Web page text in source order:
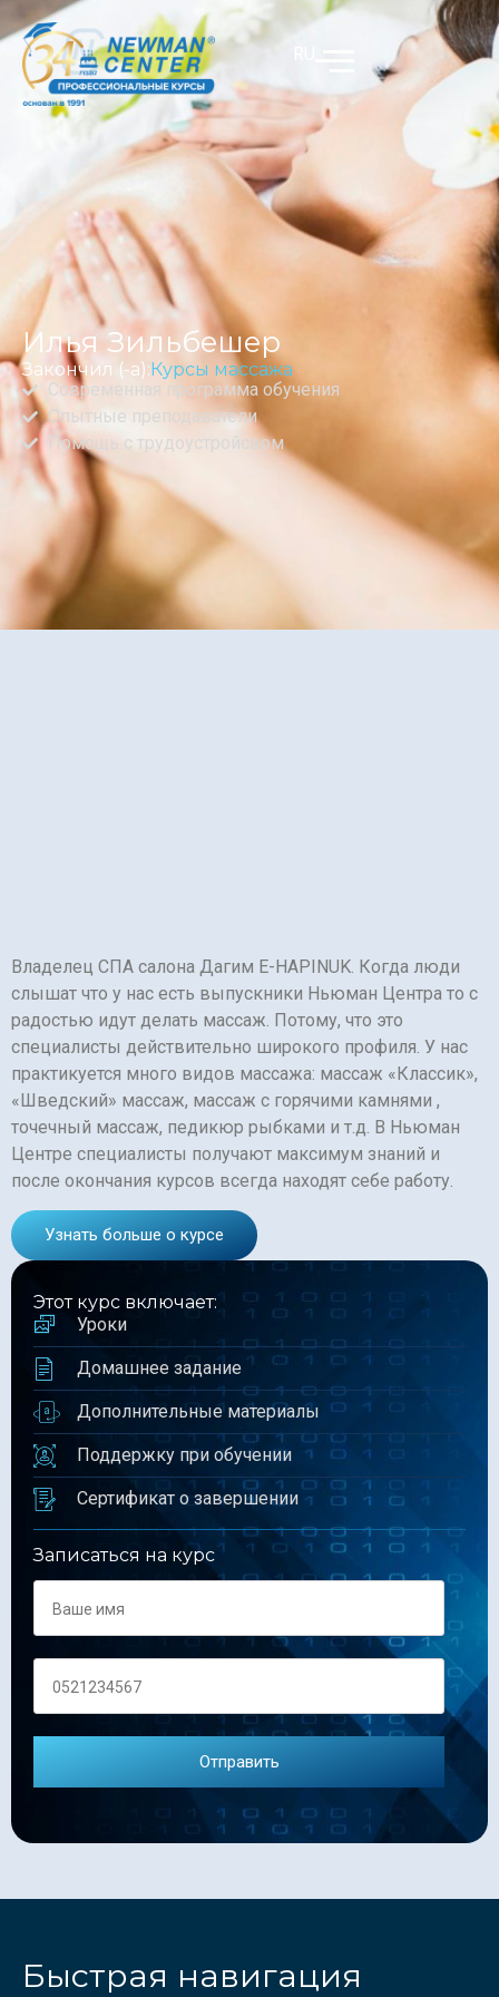
Илья Зильбешер
Закончил (-а): Курсы массажа
Современная программа обучения
Опытные преподаватели
Помощь с трудоустройсвом
Владелец СПА салона Дагим E-HAPINUK. Когда люди
слышат что у нас есть выпускники Ньюман Центра то с
радостью идут делать массаж. Потому, что это
специалисты действительно широкого профиля. У нас
практикуется много видов массажа: массаж «Классик»,
«Шведский» массаж, массаж с горячими камнями ,
точечный массаж, педикюр рыбками и т.д. В Ньюман
Центре специалисты получают максимум знаний и
после окончания курсов всегда находят себе работу.
Узнать больше о курсе
Этот курс включает:
Уроки
Домашнее задание
Дополнительные материалы
Поддержку при обучении
Сертификат о завершении
Записаться на курс
Быстрая навигация